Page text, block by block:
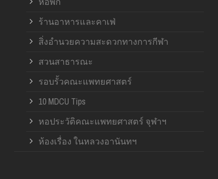
ร้านอาหารและคาเฟ่
สิ่งอำนวยความสะดวกทางการกีฬา
สวนสาธารณะ
รอบรั้วคณะแพทยศาสตร์
10 MDCU Tips
หอประวัติคณะแพทยศาสตร์ จุฬาฯ
ห้องเรื่อง ในหลวงอานันทฯ